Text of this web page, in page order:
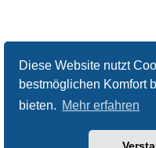
Diese Website nutzt
bestmöglichen Komfort
bieten. Mehr erfahren